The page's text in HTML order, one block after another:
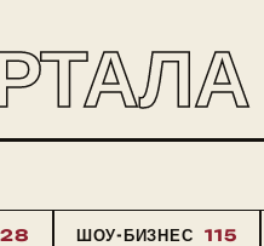
ШОУ-БИЗНЕС 115